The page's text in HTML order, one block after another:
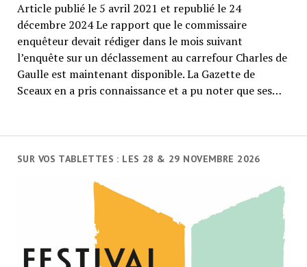
SUR VOS TABLETTES : LES 28 & 29 NOVEMBRE 2026
Article publié le 5 avril 2021 et republié le 24
décembre 2024 Le rapport que le commissaire
enquêteur devait rédiger dans le mois suivant
l’enquête sur un déclassement au carrefour Charles de
Gaulle est maintenant disponible. La Gazette de
Sceaux en a pris connaissance et a pu noter que ses…